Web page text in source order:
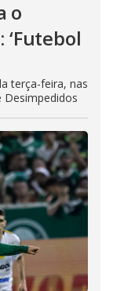
o
terça-feira, nas
Desimpedidos